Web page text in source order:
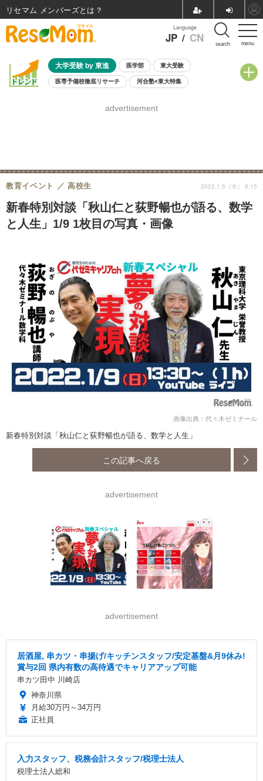
menu
Language
JP / CN search
大学受験 by 東進 医学部 東大受験
医専予備校徹底リサーチ 河合塾×東大特集
8月開催学校説明会・相談会
advertisement
新春特別対談「秋山仁と荻野暢也が語る、数学
と人生」1/9 1枚目の写真・画像
教育イベント 高校生 2022.1.5（水） 9:15
画像出典：代々木ゼミナール
新春特別対談「秋山仁と荻野暢也が語る、数学と人生」
この記事へ戻る
advertisement
advertisement
居酒屋, 串カツ・串揚げ/キッチンスタッフ/安定基盤&月9休み!
賞与2回 県内有数の高待遇でキャリアアップ可能
串カツ田中 川崎店
神奈川県
月給30万円～34万円
正社員
入力スタッフ、税務会計スタッフ/税理士法人
税理士法人総和
リセマム メンバーズ